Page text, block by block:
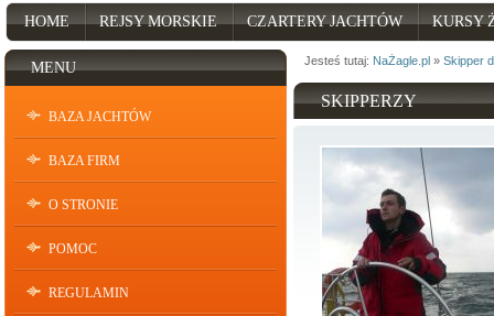
HOME REJSY MORSKIE CZARTERY JACHTÓW KURSY
MENU
BAZA JACHTÓW
BAZA FIRM
O STRONIE
POMOC
REGULAMIN
Jesteś tutaj: NaŻagle.pl » Skipper
SKIPPERZY